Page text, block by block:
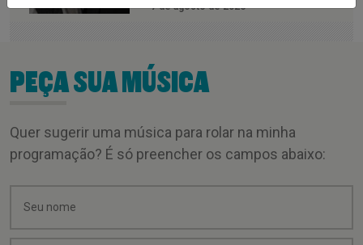
7 de agosto de 2026
PEÇA SUA MÚSICA
Quer sugerir uma música para rolar na minha
programação? É só preencher os campos abaixo: